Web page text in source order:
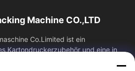
Machine CO.,LTD
Co.Limited ist ein
Kartondruckerzubehör und eine in
für...